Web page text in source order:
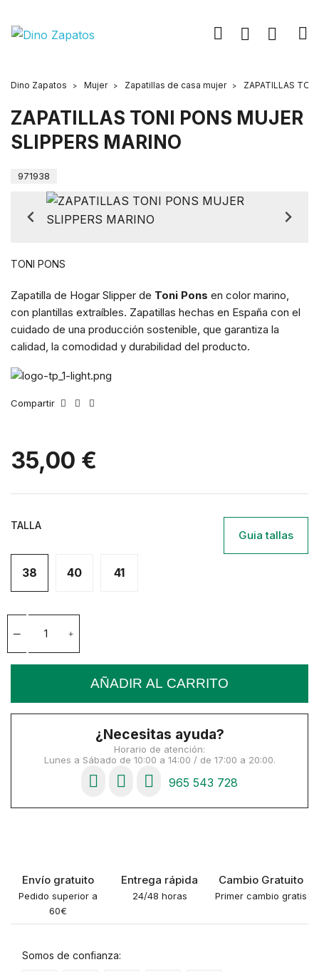
Dino Zapatos Mujer Zapatillas de casa mujer ZAPATILLAS
ZAPATILLAS TONI PONS MUJER
SLIPPERS MARINO
971938
TONI PONS
Zapatilla de Hogar Slipper de Toni Pons en color marino,
con plantillas extraíbles. Zapatillas hechas en España con el
cuidado de una producción sostenible, que garantiza la
calidad, la comodidad y durabilidad del producto.
Compartir
35,00 €
TALLA
Guia tallas
38 40 41
AÑADIR AL CARRITO
¿Necesitas ayuda?
Horario de atención:
Lunes a Sábado de 10:00 a 14:00 / de 17:00 a 20:00.
965 543 728
Envío gratuito
Pedido superior a
60€
Entrega rápida
24/48 horas
Cambio Gratuito
Primer cambio gratis
Somos de confianza: